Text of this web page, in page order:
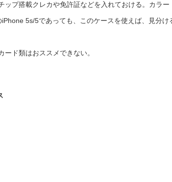
プ搭載クレカや免許証などを入れておける。カラー
5s/5であっても、このケースを使えば、見分け
ド類はおススメできない。